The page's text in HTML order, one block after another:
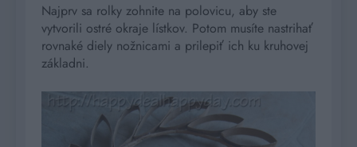
Najprv sa rolky zohnite na polovicu, aby ste
vytvorili ostré okraje lístkov. Potom musíte nastrihať
rovnaké diely nožnicami a prilepiť ich ku kruhovej
základni.